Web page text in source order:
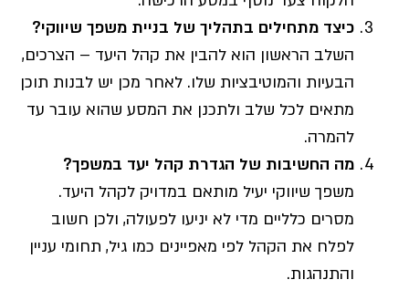
כיצד מתחילים בתהליך של בניית משפך שיווקי?
השלב הראשון הוא להבין את קהל היעד – הצרכים,
הבעיות והמוטיבציות שלו. לאחר מכן יש לבנות תוכן
מתאים לכל שלב ולתכנן את המסע שהוא עובר עד
להמרה.
מה החשיבות של הגדרת קהל יעד במשפך?
משפך שיווקי יעיל מותאם במדויק לקהל היעד.
מסרים כלליים מדי לא יניעו לפעולה, ולכן חשוב
לפלח את הקהל לפי מאפיינים כמו גיל, תחומי עניין
והתנהגות.